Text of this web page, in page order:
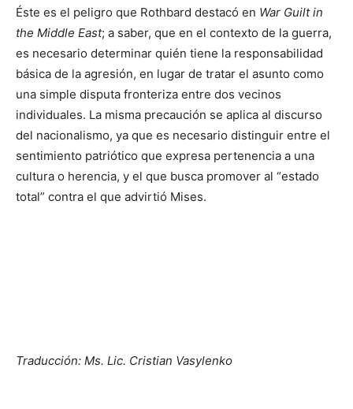
Éste es el peligro que Rothbard destacó en War Guilt in
the Middle East; a saber, que en el contexto de la guerra,
es necesario determinar quién tiene la responsabilidad
básica de la agresión, en lugar de tratar el asunto como
una simple disputa fronteriza entre dos vecinos
individuales. La misma precaución se aplica al discurso
del nacionalismo, ya que es necesario distinguir entre el
sentimiento patriótico que expresa pertenencia a una
cultura o herencia, y el que busca promover al “estado
total” contra el que advirtió Mises.
Traducción: Ms. Lic. Cristian Vasylenko